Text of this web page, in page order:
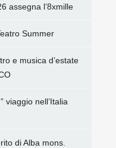
assegna l’8xmille
Summer
e musica d’estate
viaggio nell’Italia
di Alba mons.